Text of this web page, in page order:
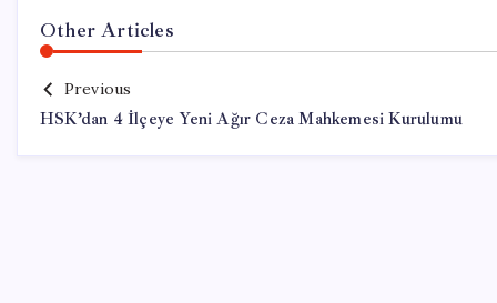
Other Articles
Previous
HSK’dan 4 İlçeye Yeni Ağır Ceza Mahkemesi Kurulumu